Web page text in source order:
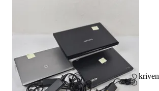
Ersättning om varan inte är som beskriven